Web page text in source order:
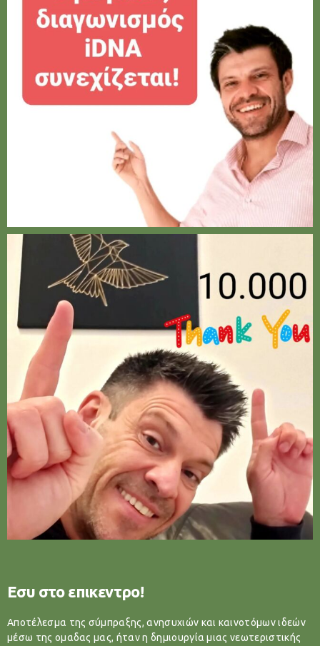
Εσυ στο επικεντρο!
Αποτέλεσμα της σύμπραξης, ανησυχιών και καινοτόμων ιδεών
μέσω της ομαδας μας, ήταν η δημιουργία μιας νεωτεριστικής